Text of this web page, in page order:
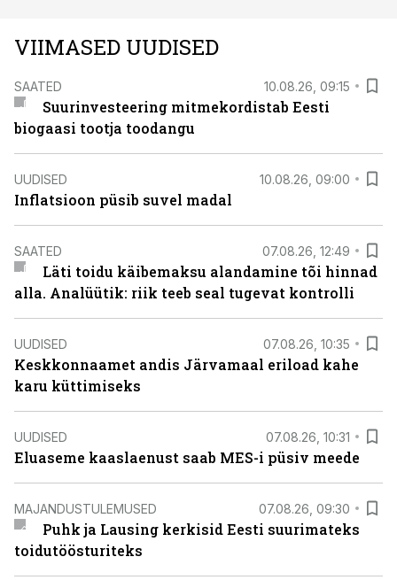
VIIMASED UUDISED
SAATED 10.08.26, 09:15
Suurinvesteering mitmekordistab Eesti
biogaasi tootja toodangu
UUDISED 10.08.26, 09:00
Inflatsioon püsib suvel madal
SAATED 07.08.26, 12:49
Läti toidu käibemaksu alandamine tõi hinnad
alla. Analüütik: riik teeb seal tugevat kontrolli
UUDISED 07.08.26, 10:35
Keskkonnaamet andis Järvamaal eriload kahe
karu küttimiseks
UUDISED 07.08.26, 10:31
Eluaseme kaaslaenust saab MES-i püsiv meede
MAJANDUSTULEMUSED 07.08.26, 09:30
Puhk ja Lausing kerkisid Eesti suurimateks
toidutöösturiteks